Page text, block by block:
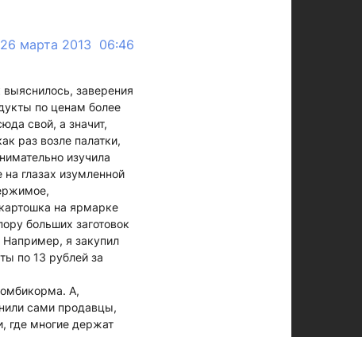
26 марта 2013 06:46
заверения
по ценам более
свой, а значит,
раз возле палатки,
изучила
глазах изумленной
на ярмарке
больших заготовок
Например, я закупил
по 13 рублей за
А,
сами продавцы,
где многие держат